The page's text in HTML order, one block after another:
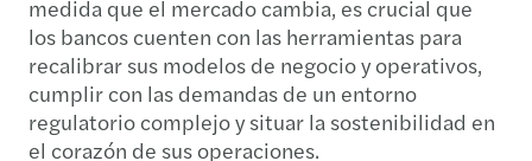
medida que el mercado cambia, es crucial que
los bancos cuenten con las herramientas para
recalibrar sus modelos de negocio y operativos,
cumplir con las demandas de un entorno
regulatorio complejo y situar la sostenibilidad en
el corazón de sus operaciones.